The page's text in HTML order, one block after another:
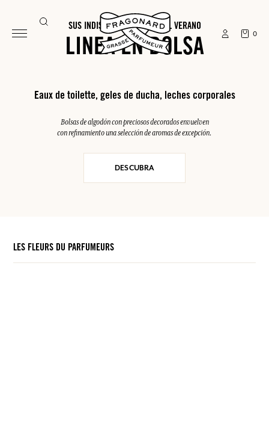
0
SUS INDISPENSABLES PARA EL VERANO
LINEA EN BOLSA
Eaux de toilette, geles de ducha, leches corporales
Bolsas de algodón con preciosos decorados envuelven
con refinamiento una selección de aromas de excepción.
DESCUBRA
LES FLEURS DU PARFUMEURS